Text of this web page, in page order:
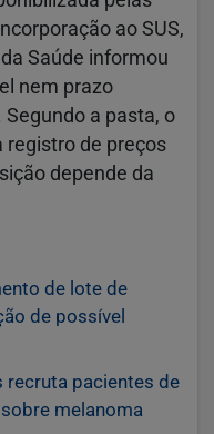
ao SUS,
Saúde informou
nem prazo
a pasta, o
registro de preços
depende da
de lote de
de possível
pacientes de
melanoma